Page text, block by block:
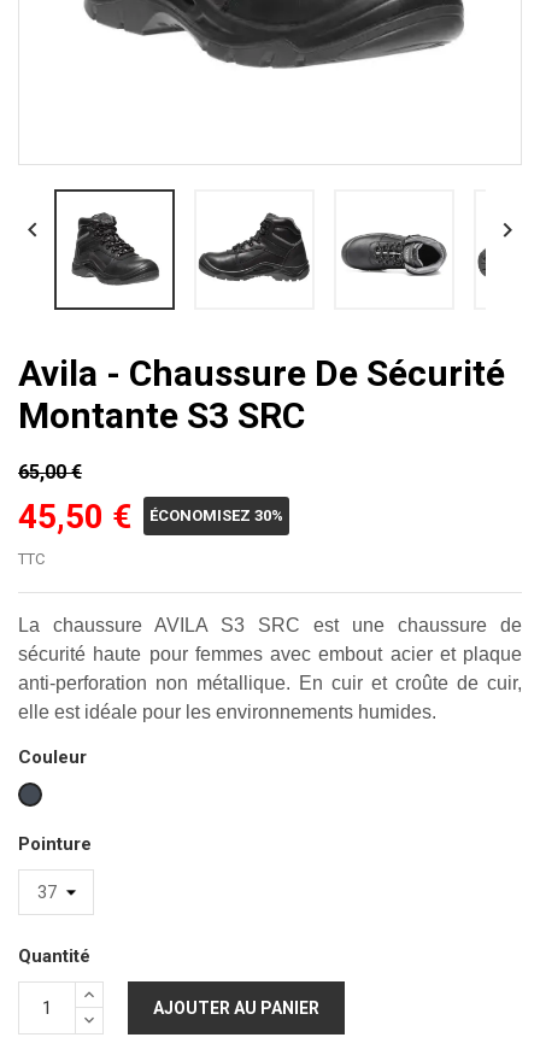
 
Avila - Chaussure De Sécurité
Montante S3 SRC
65,00 €
45,50 € ÉCONOMISEZ 30%
TTC
La chaussure AVILA S3 SRC est une chaussure de
sécurité haute pour femmes avec embout acier et plaque
anti-perforation non métallique. En cuir et croûte de cuir,
elle est idéale pour les environnements humides.
Couleur
Noir
Pointure
Quantité
AJOUTER AU PANIER